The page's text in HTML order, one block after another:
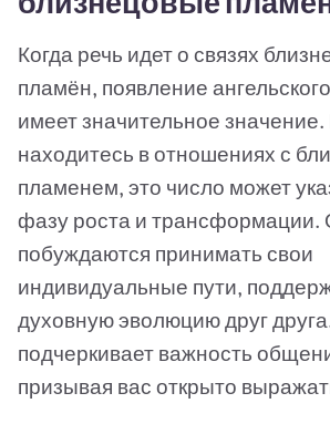
Когда речь идет о связях
пламён, появление
имеет значительное
находитесь в отношениях с
пламенем, это число может
фазу роста и трансформации.
побуждаются принимать свои
индивидуальные пути,
духовную эволюцию друг
подчеркивает важность
призывая вас открыто